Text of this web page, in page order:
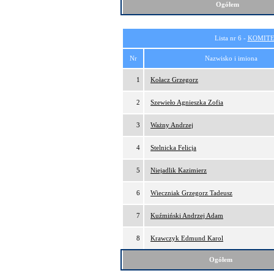
Ogółem
Lista nr 6 -
Nr Nazwisko i imiona
1 Kołacz Grzegorz
2 Szewieło Agnieszka Zofia
3 Ważny Andrzej
4 Stelnicka Felicja
5 Niejadlik Kazimierz
6 Wieczniak Grzegorz Tadeusz
7 Kuźmiński Andrzej Adam
8 Krawczyk Edmund Karol
Ogółem